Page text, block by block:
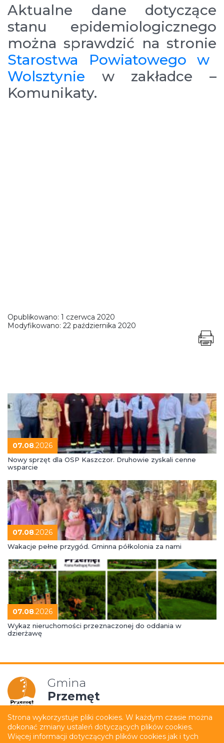
Aktualne dane dotyczące
stanu epidemiologicznego
można sprawdzić na stronie
Starostwa Powiatowego w
Wolsztynie w zakładce –
Komunikaty.
Opublikowano: 1 czerwca 2020
Modyfikowano: 22 października 2020
07.08.2026
Nowy sprzęt dla OSP Kaszczor. Druhowie zyskali cenne
wsparcie
07.08.2026
Wakacje pełne przygód. Gminna półkolonia za nami
07.08.2026
Wykaz nieruchomości przeznaczonej do oddania w
dzierżawę
Gmina
Przemęt
Mapa strony Polityka prywatności
Strona wykorzystuje pliki cookies. W każdym czasie można
dokonać zmiany ustaleń dotyczących plików cookies.
Więcej informacji dotyczących plików cookies jak i tych